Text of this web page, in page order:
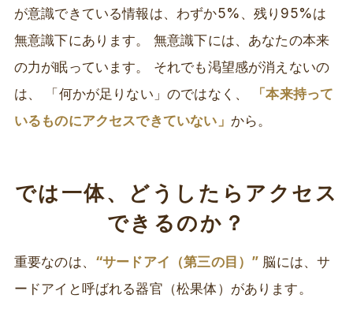
が意識できている情報は、わずか5%、残り95%は
無意識下にあります。 無意識下には、あなたの本来
の力が眠っています。 それでも渇望感が消えないの
は、 「何かが足りない」のではなく、
「本来持って
いるものにアクセスできていない」 から。
では一体、どうしたらアクセス
できるのか？
重要なのは、 “サードアイ（第三の目）” 脳には、サ
ードアイと呼ばれる器官（松果体）があります。